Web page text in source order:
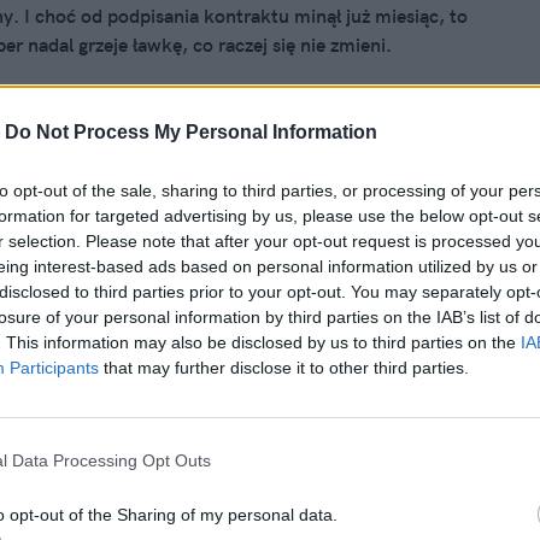
Do Not Process My Personal Information
opt-out of the sale, sharing to third parties, or processing of your
for targeted advertising by us, please use the below opt-out
selection. Please note that after your opt-out request is processed
interest-based ads based on personal information utilized by us
to third parties prior to your opt-out. You may separately
of your personal information by third parties on the IAB’s list of
This information may also be disclosed by us to third parties on the
Participants that may further disclose it to other third parties.
Data Processing Opt Outs
opt-out of the Sharing of my personal data.
I choć od podpisania kontraktu minął już miesiąc, to
nadal grzeje ławkę, co raczej się nie zmieni.
2024, 14:44
Wojciecha Szczęsnego. Trener FC
już podjął decyzję
zdecydowała, że Wojciech Szczęsny po sezonie pożegna
Polak, który wrócił do gry, by wesprzeć zespół po
nie otrzyma nowej umowy.
2024, 10:40